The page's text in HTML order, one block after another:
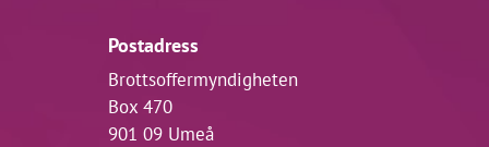
Postadress
Brottsoffermyndigheten
Box 470
901 09 Umeå